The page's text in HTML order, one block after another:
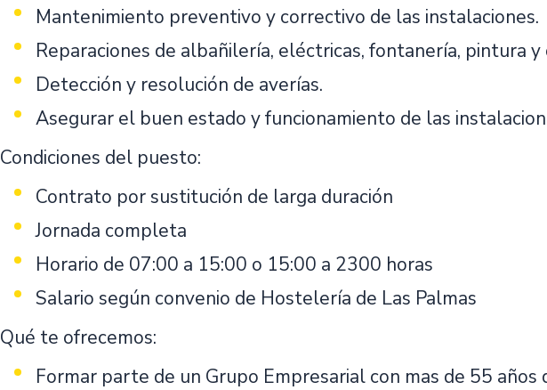
Mantenimiento preventivo y correctivo de las instalaciones.
Reparaciones de albañilería, eléctricas, fontanería, pintura
Detección y resolución de averías.
Asegurar el buen estado y funcionamiento de las
Condiciones del puesto:
Contrato por sustitución de larga duración
Jornada completa
Horario de 07:00 a 15:00 o 15:00 a 2300 horas
Salario según convenio de Hostelería de Las Palmas
Qué te ofrecemos:
Formar parte de un Grupo Empresarial con mas de 55 años